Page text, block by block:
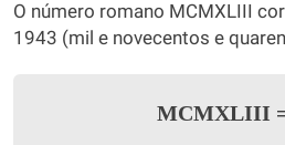
O número romano MCMXLIII
1943 (mil e novecentos e
MCMXLIII